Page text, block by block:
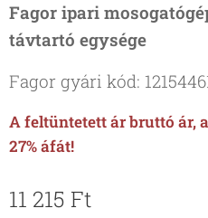
Fagor ipari
távtartó egysége
Fagor gyári kód:
A feltüntetett ár bruttó ár,
27% áfát!
11 215 Ft